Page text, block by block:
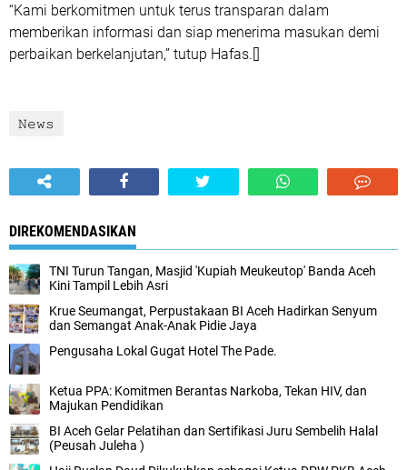
“Kami berkomitmen untuk terus transparan dalam
memberikan informasi dan siap menerima masukan demi
perbaikan berkelanjutan,” tutup Hafas.[]
𝙽𝚎𝚠𝚜
DIREKOMENDASIKAN
TNI Turun Tangan, Masjid 'Kupiah Meukeutop' Banda Aceh
Kini Tampil Lebih Asri
Krue Seumangat, Perpustakaan BI Aceh Hadirkan Senyum
dan Semangat Anak-Anak Pidie Jaya
Pengusaha Lokal Gugat Hotel The Pade.
Ketua PPA: Komitmen Berantas Narkoba, Tekan HIV, dan
Majukan Pendidikan
BI Aceh Gelar Pelatihan dan Sertifikasi Juru Sembelih Halal
(Peusah Juleha )